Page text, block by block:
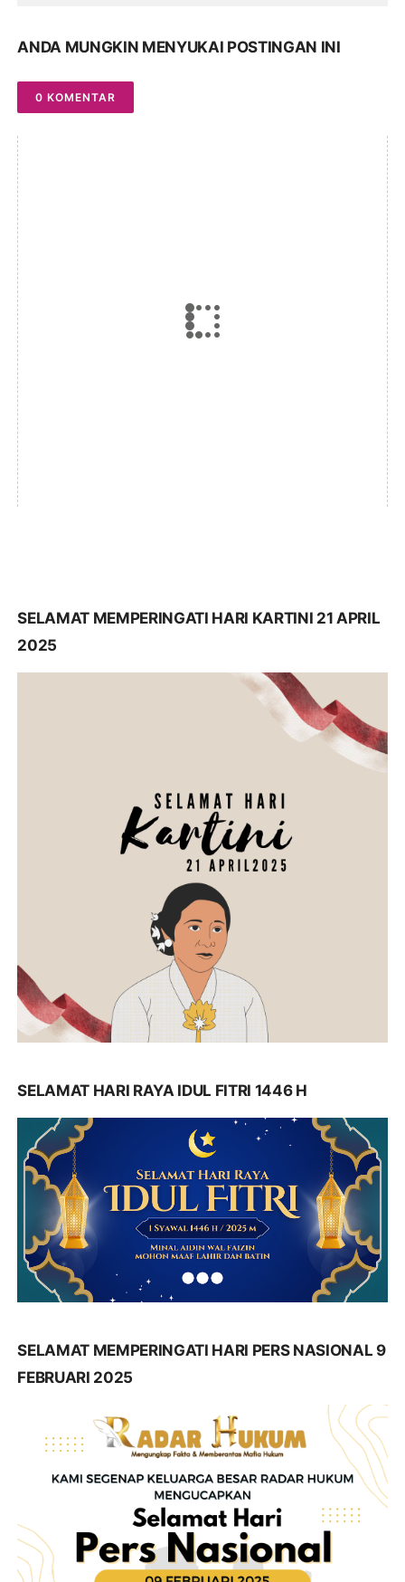
ANDA MUNGKIN MENYUKAI POSTINGAN INI
0 KOMENTAR
SELAMAT MEMPERINGATI HARI KARTINI 21 APRIL
2025
SELAMAT HARI RAYA IDUL FITRI 1446 H
SELAMAT MEMPERINGATI HARI PERS NASIONAL 9
FEBRUARI 2025